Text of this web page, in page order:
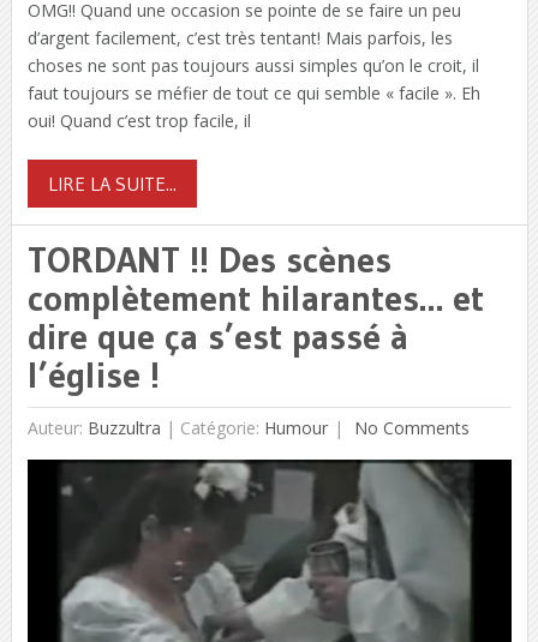
OMG!! Quand une occasion se pointe de se faire un peu
d’argent facilement, c’est très tentant! Mais parfois, les
choses ne sont pas toujours aussi simples qu’on le croit, il
faut toujours se méfier de tout ce qui semble « facile ». Eh
oui! Quand c’est trop facile, il
LIRE LA SUITE...
TORDANT !! Des scènes
complètement hilarantes… et
dire que ça s’est passé à
l’église !
Auteur: Buzzultra | Catégorie: Humour No Comments